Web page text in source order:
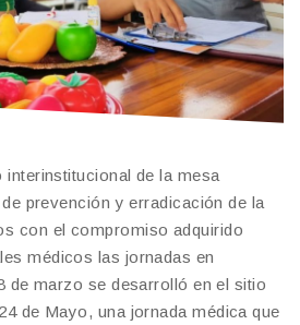
interinstitucional de la mesa
prevención y erradicación de la
con el compromiso adquirido
médicos las jornadas en
de marzo se desarrolló en el sitio
de Mayo, una jornada médica que